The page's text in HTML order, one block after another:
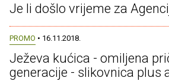
Je li došlo vrijeme za
PROMO • 16.11.2018.
Ježeva kućica - omiljena
generacije - slikovnica plus